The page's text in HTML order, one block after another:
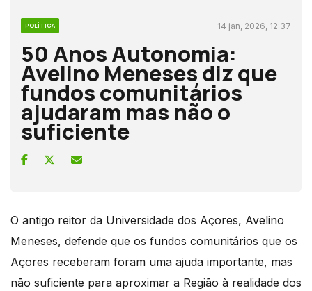
POLÍTICA 14 jan, 2026, 12:37
50 Anos Autonomia:
Avelino Meneses diz que
fundos comunitários
ajudaram mas não o
suficiente
O antigo reitor da Universidade dos Açores, Avelino
Meneses, defende que os fundos comunitários que os
Açores receberam foram uma ajuda importante, mas
não suficiente para aproximar a Região à realidade dos